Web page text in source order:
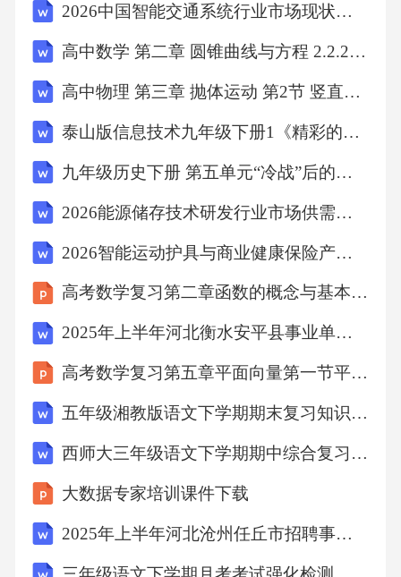
本文件是包装塑料桶的第部分已经发布了以下
部分
GB/T45451《》2。GB/T45451:
———1:113.6L220L();
第部分公称容量为至的不可拆盖闭口桶
———2:208.2L220L()。
本文件修改采用包装塑料桶第部分公称容量为
至的不
ISO20848-2:2006《2:208.2L220L
可拆盖闭口桶
2026中国智能交通系统行业市场现状发展分析报告
高中数学 第二章 圆锥曲线与方程 2.2.2 椭圆的简单几何性质教学设计 文 新人教A版选修2-1
高中物理 第三章 抛体运动 第2节 竖直方向上的抛体运动教案 鲁科版必修2
泰山版信息技术九年级下册1《精彩的机器人世界》教学设计
九年级历史下册 第五单元“冷战”后的世界 第14课 苏联解体与东欧剧变教案 北师大版
2026能源储存技术研发行业市场供需现状分析及投资规划评估报告
2026智能运动护具与商业健康保险产品绑定销售模式创新报告
高考数学复习第二章函数的概念与基本初等函数Ⅰ第二节函数的单调性与最值
2025年上半年河北衡水安平县事业单位招聘工作人员117人重点基础提升（共500题）附带答案详解
高考数学复习第五章平面向量第一节平面向量的概念及线性运算理
五年级湘教版语文下学期期末复习知识点练习单
西师大三年级语文下学期期中综合复习攻坚习题〔有答案〕
大数据专家培训课件下载
2025年上半年河北沧州任丘市招聘事业编制教师264人重点基础提升（共500题）附带答案详解